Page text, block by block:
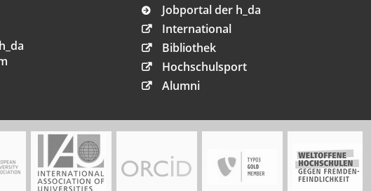
Jobportal der h_da
International
Bibliothek
Hochschulsport
Alumni